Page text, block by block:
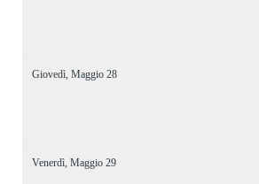
Giovedì, Maggio 28
Venerdì, Maggio 29